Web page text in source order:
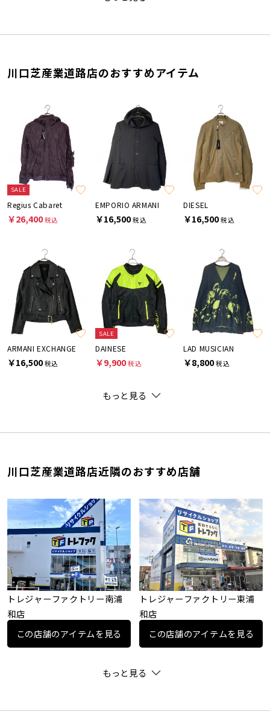
川口芝産業道路店のおすすめアイテム
SALE
Regius Cabaret
￥26,400税込
EMPORIO ARMANI
￥16,500税込
DIESEL
￥16,500税込
ARMANI EXCHANGE
￥16,500税込
SALE
DAINESE
￥9,900税込
LAD MUSICIAN
￥8,800税込
もっと見る
川口芝産業道路店近隣のおすすめ店舗
トレジャーファクトリー南浦
和店
この店舗のアイテムを見る
トレジャーファクトリー東浦
和店
この店舗のアイテムを見る
もっと見る